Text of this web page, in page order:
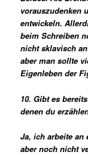
vorauszudenken
entwickeln.
beim Schreiben
nicht sklavisch
aber man sollte
Eigenleben der
10. Gibt es
denen du
Ja, ich arbeite an
aber noch nicht